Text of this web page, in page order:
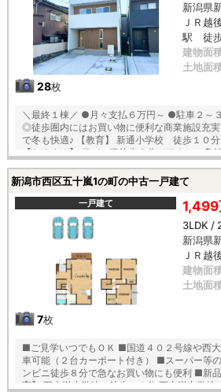
28枚
新潟県
ＪＲ越
駅 徒
建物面
土地面
＼最終１棟／ ●月々支払６万円～ ●駐車２～
◎徒歩圏内にはお買い物に便利な商業施設充
で冬も快適♪ 【教育】 新通小学校 徒歩１０分 坂井輪中学校 徒歩５分
【おすすめ】 〇バス停徒歩５分でアクセス良
所など施設が充実 〇管理やお手入れのしやす
亀貝インターもアクセス良好で通勤やお出掛け
Ｈクッキングヒーター♪ 〇２階には物干スペー
〇地盤堅固（ボーリングデータ有） 〇更に安
新潟市西区五十嵐1の町の中古一戸建て
一戸建て
7枚
1,499
3LDK /
新潟県
ＪＲ越
建物面
土地面
■ご見学いつでもＯＫ ■国道４０２号線や西
車可能（２台カーポート付き） ■スーパー等
ンビニ徒歩８分で急なお買い物にも便利 ■新品エ
育】 五十嵐小学校 徒歩１６分 五十嵐中学校 徒歩３